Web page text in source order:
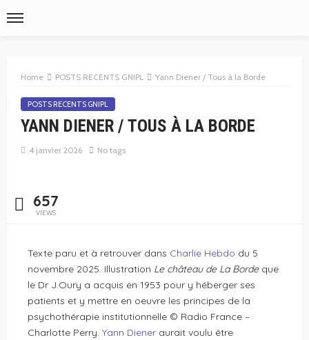
Home POSTS RECENTS GNIPL Yann Diener / Tous à la Borde
POSTS RECENTS GNIPL
YANN DIENER / TOUS À LA BORDE
4 janvier 2026 No tags
657
VIEWS
Texte paru et à retrouver dans Charlie Hebdo du 5
novembre 2025. Illustration Le château de La Bordeque
le Dr J.Oury a acquis en 1953 pour y héberger ses
patients et y mettre en oeuvre les principes de la
psychothérapie institutionnelle © Radio France –
Charlotte Perry. Yann Diener aurait voulu être